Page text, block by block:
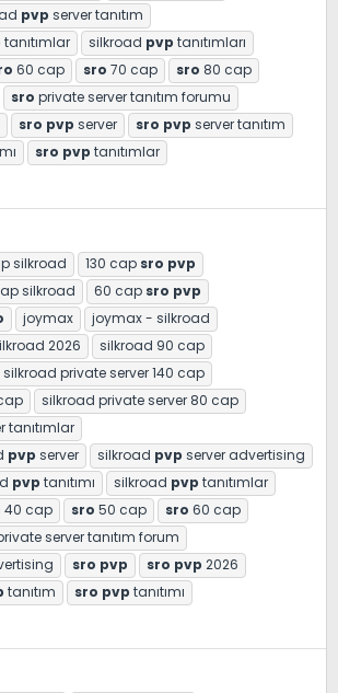
pvp server tanıtım
tanıtımlar silkroad pvp tanıtımları
60 cap sro 70 cap sro 80 cap
sro private server tanıtım forumu
sro pvp server sro pvp server tanıtım
sro pvp tanıtımlar
silkroad 130 cap sro pvp
silkroad 60 cap sro pvp
joymax
joymax - silkroad
2026
silkroad 90 cap
silkroad private server 140 cap
silkroad private server 80 cap
tanıtımlar
pvp server silkroad pvp server advertising
pvp tanıtımı silkroad pvp tanıtımlar
40 cap sro 50 cap sro 60 cap
server tanıtım forum
sro pvp sro pvp 2026
tanıtım sro pvp tanıtımı